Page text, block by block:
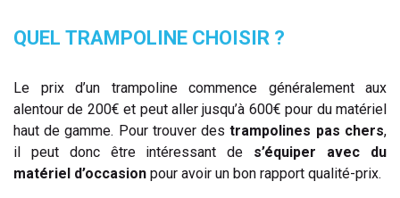
QUEL TRAMPOLINE CHOISIR ?
Le prix d’un trampoline commence généralement aux
alentour de 200€ et peut aller jusqu’à 600€ pour du matériel
haut de gamme. Pour trouver des trampolines pas chers,
il peut donc être intéressant de s’équiper avec du
matériel d’occasion pour avoir un bon rapport qualité-prix.